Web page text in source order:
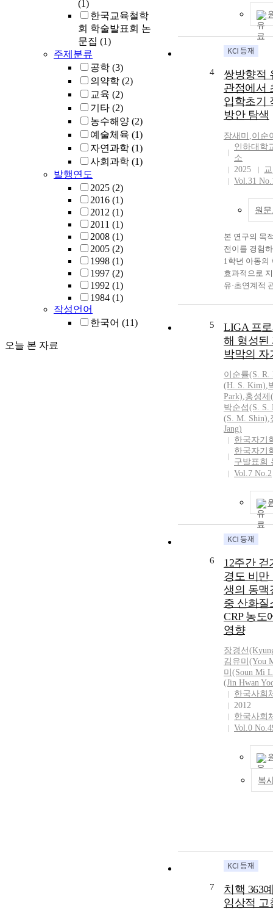
(1)
한국교육철학
회 학술발표회 논
문집 (1)
주제분류
공학 (3)
의약학 (2)
교육 (2)
기타 (2)
농수해양 (2)
예술체육 (1)
자연과학 (1)
사회과학 (1)
발행연도
2025 (2)
2016 (1)
2012 (1)
2011 (1)
2008 (1)
2005 (2)
1998 (1)
1997 (2)
1992 (1)
1984 (1)
작성언어
한국어 (11)
오늘 본 자료
4
쌍방향적
관점에서
입학초기
방안 탐색
장새미 ,이순
인하대학
소
2025
Vol.31
원
본 연구의 목
전이를 경험
1학년 아동의
효과적으로
유·초연계적
수준의 최신
인 2019 개정
2022 개정 초
주요 개정 내
계적 요소를
차 교육과정
학초기 적응
정 교육과정
어떤 양상으
지를 고찰하
등 교육과정
반영된 인간
을 추구하며
활동 및 놀이
다양성 고려,
확대의 공통
을 가지고 있
되었다. 또한
련된 입학초
기본목표는
지되어온 반
화, 강조점의
계성 강화의
서 변화를 거
계적 입학초
성공적으로
서는 먼저 아
학교적응의
하고 새로운
생활에 대한
질 수 있도록
기 적응교육
습 교육 활동
동의 변천 양
균형적인 관
교적응 지원
였다는 데 의
유아 및 초등
5
LIGA 프
해 형성된
박막의 자
이순률(S. R.
(H. S. Kim),
Park),홍성제
박순섭(S. S.
(S. M. Shin),
Jang)
한국자기
한국자기
구발표회
Vol.7 No.2
6
12주간 걷
경도 비만
생의 동맥
중 산화질
CRP 농도
영향
장경선
김유미(You
미(Soun Mi
(Jin Hwan
한국사회
2012
한국사회
Vol.0
복
7
치핵 363
임상적 고